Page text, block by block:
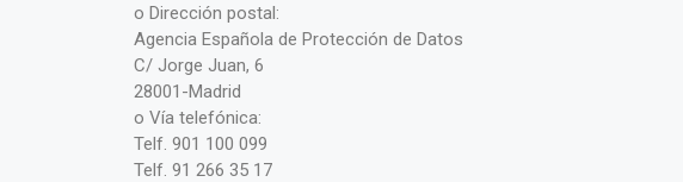
o Dirección postal:
Agencia Española de Protección de Datos
C/ Jorge Juan, 6
28001-Madrid
o Vía telefónica:
Telf. 901 100 099
Telf. 91 266 35 17